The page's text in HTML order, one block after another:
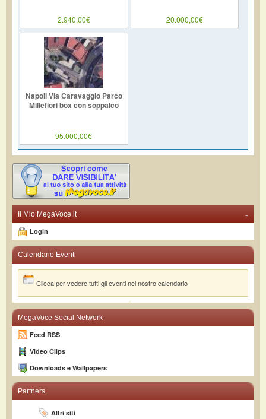
2.940,00€ 20.000,00€
Napoli Via Caravaggio Parco
Millefiori box con soppalco
95.000,00€
-
Il Mio MegaVoce.it
Login
Calendario Eventi
Clicca per vedere tutti gli eventi nel nostro calendario
MegaVoce Social Network
Feed RSS
Video Clips
Downloads e Wallpapers
Partners
Altri siti